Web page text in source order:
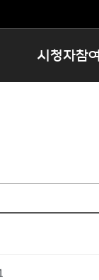
시청자참여